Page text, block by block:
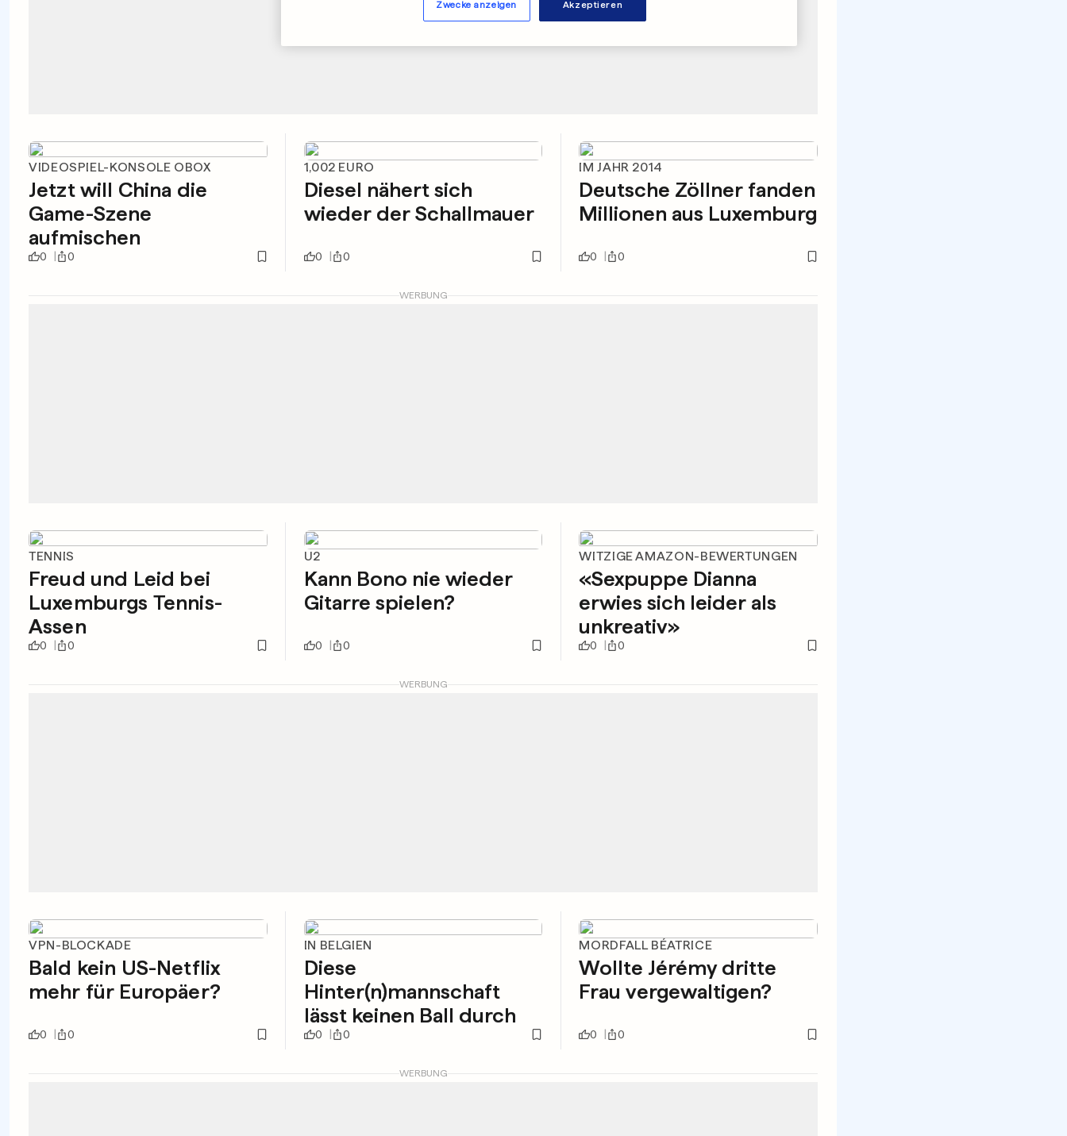
VIDEOSPIEL-KONSOLE OBOX
Jetzt will China die
Game-Szene
aufmischen
0 0
1,002 EURO
Diesel nähert sich
wieder der Schallmauer
0 0
IM JAHR 2014
Deutsche Zöllner fanden
Millionen aus Luxemburg
0 0
WERBUNG
TENNIS
Freud und Leid bei
Luxemburgs Tennis-
Assen
0 0
U2
Kann Bono nie wieder
Gitarre spielen?
0 0
WITZIGE AMAZON-BEWERTUNGEN
«Sexpuppe Dianna
erwies sich leider als
unkreativ»
0 0
WERBUNG
VPN-BLOCKADE
Bald kein US-Netflix
mehr für Europäer?
0 0
IN BELGIEN
Diese
Hinter(n)mannschaft
lässt keinen Ball durch
0 0
MORDFALL BÉATRICE
Wollte Jérémy dritte
Frau vergewaltigen?
0 0
WERBUNG
Zwecke anzeigen Akzeptieren